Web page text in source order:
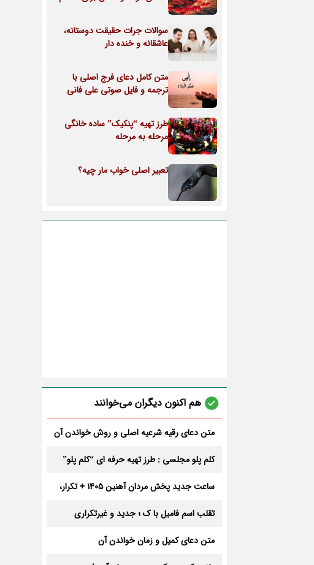
سوالات جرات حقیقت دوستانه،
عاشقانه و خنده دار
متن کامل دعای فرج اصلی با
ترجمه و فایل صوتی علی فانی
طرز تهیه “پنکیک” ساده خانگی
مرحله به مرحله
تعبیر اصلی خواب مار چیه؟
هم اکنون دیگران می‌خوانند
متن دعای رقیه شرعیه اصلی و روش خواندن آن
کلم پلو مجلسی : طرز تهیه حرفه ای “کلم پلو”
ساعت جدید پخش مردان آهنین 1405 + تکرار،
تقلب اسم فامیل با ک ؛ جدید و غیرتکراری
متن دعای کمیل و زمان خواندن آن